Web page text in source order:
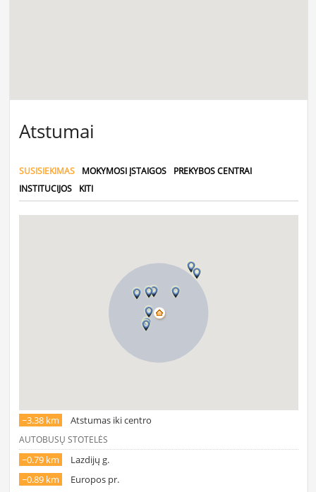
Atstumai
SUSISIEKIMAS MOKYMOSI ĮSTAIGOS
PREKYBOS CENTRAI
INSTITUCIJOS
KITI
~3.38 km Atstumas iki centro
AUTOBUSŲ STOTELĖS
~0.79 km
Lazdijų g.
~0.89 km
Europos pr.